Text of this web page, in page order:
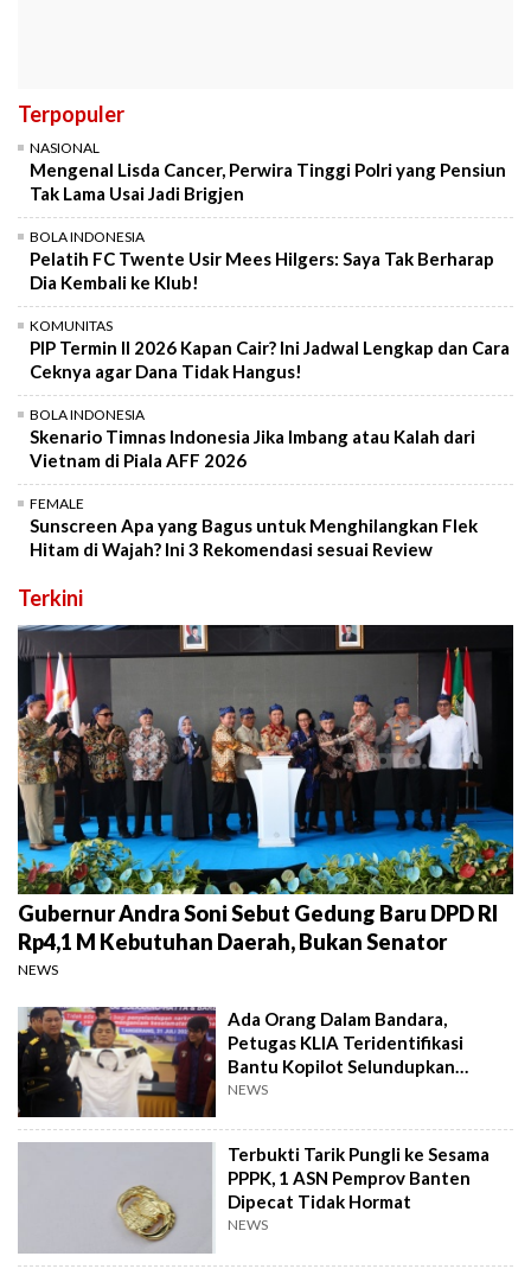
Terpopuler
NASIONAL
Mengenal Lisda Cancer, Perwira Tinggi Polri yang Pensiun
Tak Lama Usai Jadi Brigjen
BOLA INDONESIA
Pelatih FC Twente Usir Mees Hilgers: Saya Tak Berharap
Dia Kembali ke Klub!
KOMUNITAS
PIP Termin II 2026 Kapan Cair? Ini Jadwal Lengkap dan Cara
Ceknya agar Dana Tidak Hangus!
BOLA INDONESIA
Skenario Timnas Indonesia Jika Imbang atau Kalah dari
Vietnam di Piala AFF 2026
FEMALE
Sunscreen Apa yang Bagus untuk Menghilangkan Flek
Hitam di Wajah? Ini 3 Rekomendasi sesuai Review
Terkini
Gubernur Andra Soni Sebut Gedung Baru DPD RI
Rp4,1 M Kebutuhan Daerah, Bukan Senator
NEWS
Ada Orang Dalam Bandara,
Petugas KLIA Teridentifikasi
Bantu Kopilot Selundupkan
Ekstasi ke Indonesia
NEWS
Terbukti Tarik Pungli ke Sesama
PPPK, 1 ASN Pemprov Banten
Dipecat Tidak Hormat
NEWS